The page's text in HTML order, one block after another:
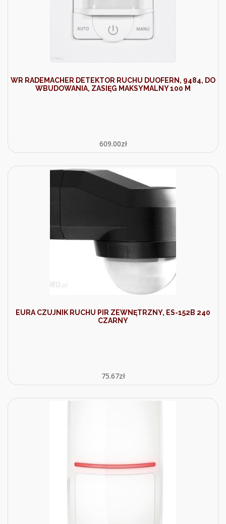
WR RADEMACHER DETEKTOR RUCHU DUOFERN, 9484, DO
WBUDOWANIA, ZASIĘG MAKSYMALNY 100 M
609.00zł
EURA CZUJNIK RUCHU PIR ZEWNĘTRZNY, ES-152B 240
CZARNY
75.67zł